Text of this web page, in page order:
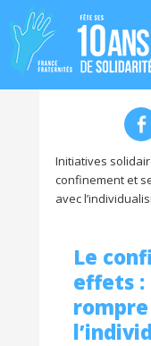
Initiatives
confinement et
avec
Le
effets :